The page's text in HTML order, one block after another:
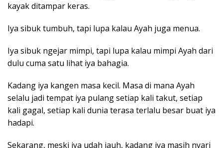
kayak ditampar keras.
Iya sibuk tumbuh, tapi lupa kalau Ayah juga menua.
Iya sibuk ngejar mimpi, tapi lupa kalau mimpi Ayah dari
dulu cuma satu lihat iya bahagia.
Kadang iya kangen masa kecil. Masa di mana Ayah
selalu jadi tempat iya pulang setiap kali takut, setiap
kali gagal, setiap kali dunia terasa terlalu besar buat iya
hadapi.
Sekarang, meski iya udah jauh, kadang iya masih nyari